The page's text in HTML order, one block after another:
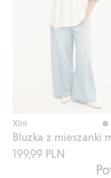
Xlnt
199,99 PLN